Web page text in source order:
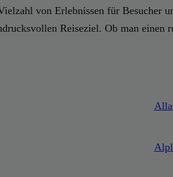
von Erlebnissen für Besucher
Reiseziel. Ob man einen
Alpl